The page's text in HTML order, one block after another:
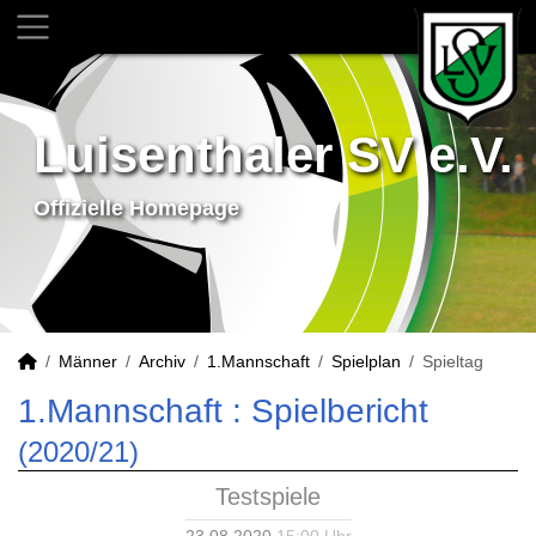
Luisenthaler SV e.V.
Offizielle Homepage
Männer Archiv 1.Mannschaft Spielplan Spieltag
1.Mannschaft : Spielbericht
(2020/21)
Testspiele